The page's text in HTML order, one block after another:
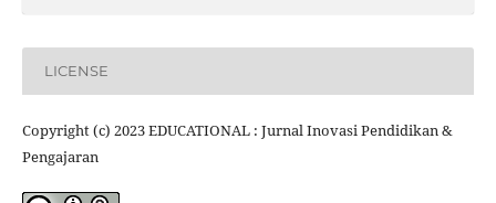
LICENSE
Copyright (c) 2023 EDUCATIONAL : Jurnal Inovasi Pendidikan &
Pengajaran